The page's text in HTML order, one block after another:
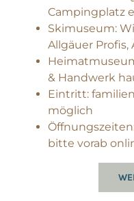
Campingplatz
Skimuseum:
Allgäuer
& Handwerk
Eintritt:
möglich
bitte vorab